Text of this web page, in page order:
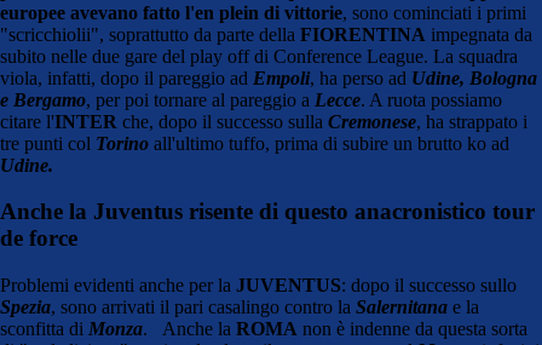
europee avevano fatto l'en plein di vittorie, sono cominciati i primi
"scricchiolii", soprattutto da parte della FIORENTINA impegnata da
subito nelle due gare del play off di Conference League. La squadra
viola, infatti, dopo il pareggio ad Empoli, ha perso ad Udine, Bologna
e Bergamo, per poi tornare al pareggio a Lecce. A ruota possiamo
citare l'INTER che, dopo il successo sulla Cremonese, ha strappato i
tre punti col Torino all'ultimo tuffo, prima di subire un brutto ko ad
Udine.
Anche la Juventus risente di questo anacronistico tour
de force
Problemi evidenti anche per la JUVENTUS: dopo il successo sullo
Spezia, sono arrivati il pari casalingo contro la Salernitana e la
sconfitta di Monza. Anche la ROMA non è indenne da questa sorta